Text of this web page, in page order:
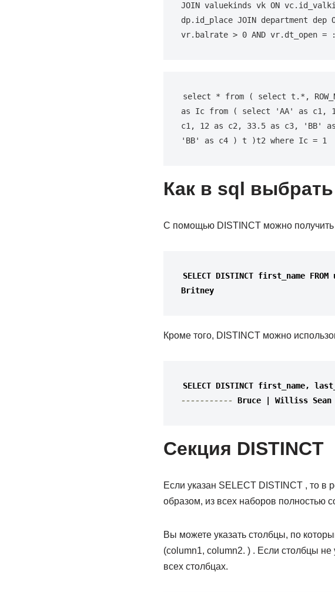
JOIN valuekinds vk ON
dp.id_place JOIN department dep
vr.balrate > 0 AND vr.dt_open =
select * from ( select t.*,
as Ic from ( select 'AA' as c1,
c1, 12 as c2, 33.5 as c3, 'BB'
'BB' as c4 ) t )t2 where Ic = 1
Как в sql
С помощью DISTINCT можно получить
SELECT DISTINCT first_name FROM
Britney
Кроме того, DISTINCT можно
SELECT DISTINCT first_name,
----------- Bruce Williss Sean
Секция DISTINCT
Если указан SELECT DISTINCT , то в
образом, из всех наборов полностью
Вы можете указать столбцы, по
(column1, column2. ) . Если столбцы не
всех столбцах.